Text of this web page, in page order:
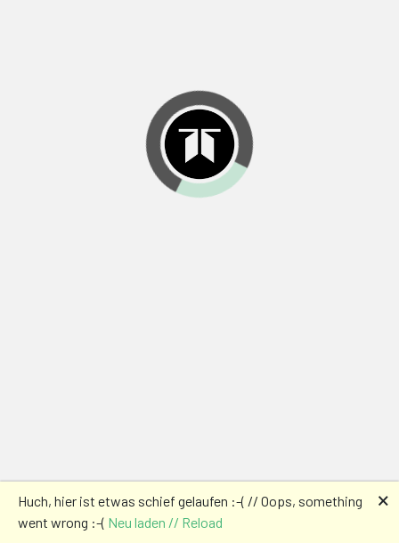
Huch, hier ist etwas schief gelaufen :-( // Oops, something
went wrong :-( Neu laden // Reload
🗙